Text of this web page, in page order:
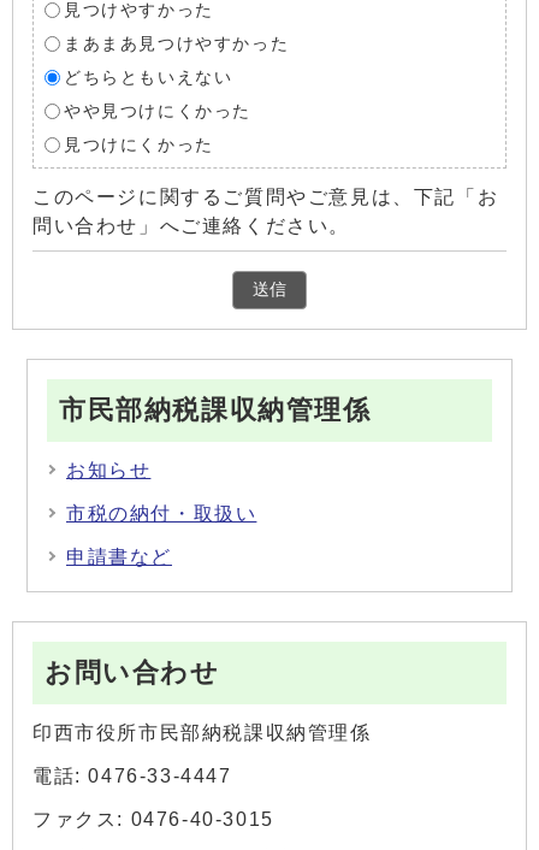
見つけやすかった
まあまあ見つけやすかった
どちらともいえない
やや見つけにくかった
見つけにくかった
このページに関するご質問やご意見は、下記「お
問い合わせ」へご連絡ください。
市民部納税課収納管理係
お知らせ
市税の納付・取扱い
申請書など
お問い合わせ
印西市役所市民部納税課収納管理係
電話: 0476-33-4447
ファクス: 0476-40-3015